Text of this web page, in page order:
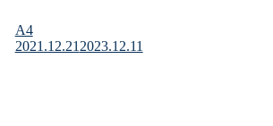
A4
2021.12.21 2023.12.11